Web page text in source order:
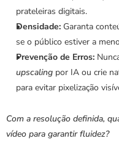
prateleiras digitais.
Densidade: Garanta
se o público estiver a
Prevenção de Erros:
upscaling por IA ou crie
para evitar pixelização
Com a resolução definida,
vídeo para garantir fluidez?